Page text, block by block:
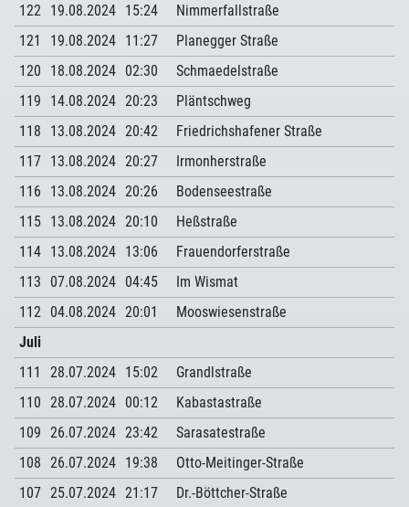
122 19.08.2024 15:24
Nimmerfallstraße
121
19.08.2024 11:27
Planegger Straße
120
18.08.2024 02:30
Schmaedelstraße
119
14.08.2024 20:23
Pläntschweg
118
13.08.2024 20:42
Friedrichshafener Straße
117 13.08.2024 20:27
Irmonherstraße
116
13.08.2024 20:26
Bodenseestraße
115 13.08.2024 20:10
Heßstraße
114 13.08.2024 13:06
Frauendorferstraße
113
07.08.2024 04:45
Im Wismat
112 04.08.2024 20:01
Mooswiesenstraße
Juli
111
28.07.2024 15:02
Grandlstraße
110
28.07.2024 00:12
Kabastastraße
109
26.07.2024 23:42
Sarasatestraße
108
26.07.2024 19:38
Otto-Meitinger-Straße
107 25.07.2024 21:17
Dr.-Böttcher-Straße